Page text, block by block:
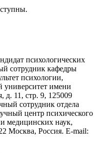
психологических
сотрудник кафедры
психологии,
университет имени
11, стр. 9, 125009
сотрудник отдела
центр психического
медицинских наук,
Москва, Россия. Е-mail: